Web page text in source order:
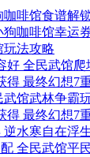
啡馆食谱解
咖啡馆幸运
玩法攻略
好 全民武馆爬
得 最终幻想7
馆武林争霸
得 最终幻想7
水寒自在浮
全民武馆平